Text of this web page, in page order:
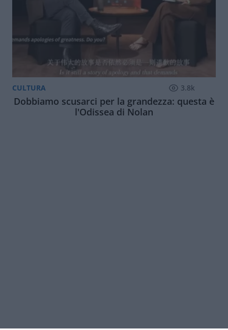
CULTURA 3.8k
Dobbiamo scusarci per la grandezza: questa è
l'Odissea di Nolan